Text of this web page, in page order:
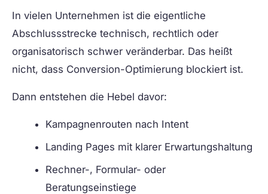
In vielen Unternehmen ist die eigentliche
Abschlussstrecke technisch, rechtlich oder
organisatorisch schwer veränderbar. Das heißt
nicht, dass Conversion-Optimierung blockiert ist.
Dann entstehen die Hebel davor:
Kampagnenrouten nach Intent
Landing Pages mit klarer Erwartungshaltung
Rechner-, Formular- oder
Beratungseinstiege